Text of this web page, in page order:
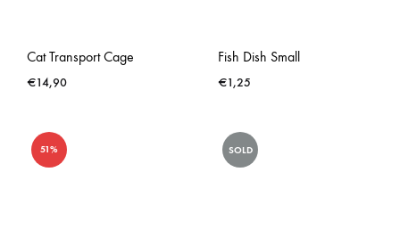
Cat Transport Cage
€14,90
Fish Dish Small
€1,25
51% SOLD